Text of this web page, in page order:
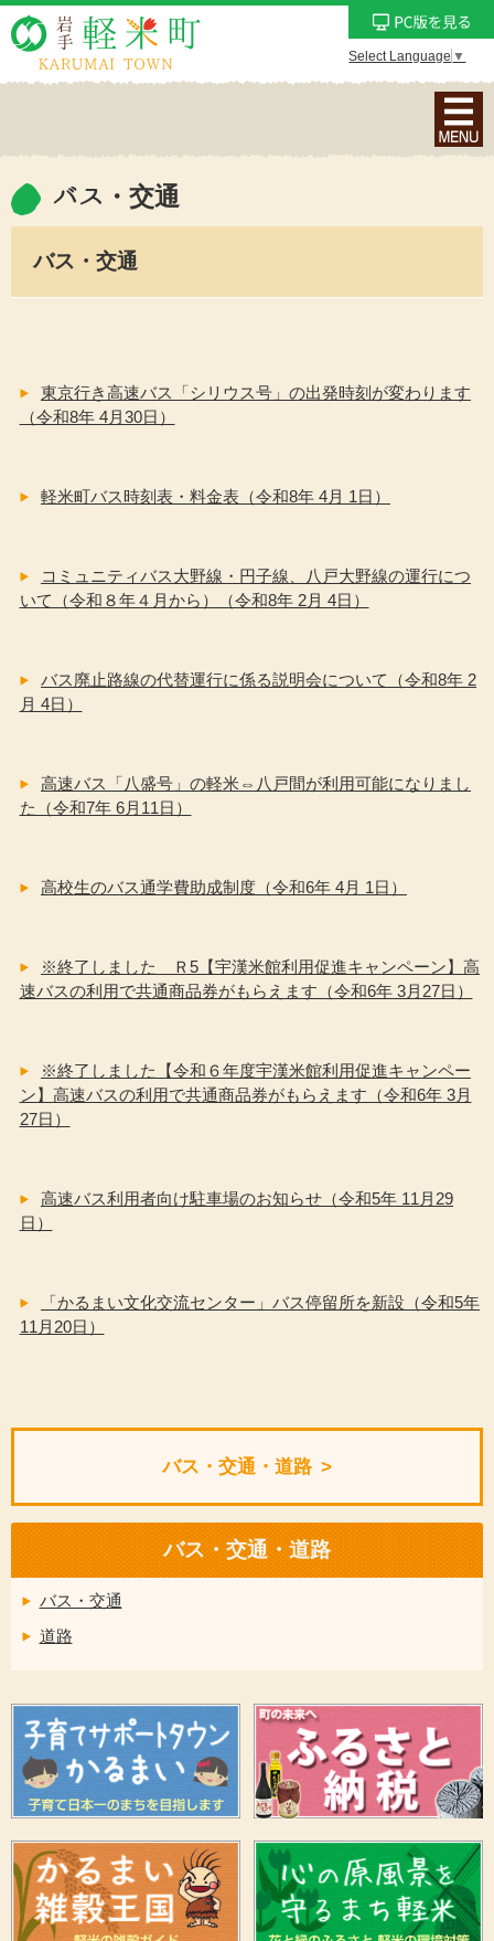
Select Language ▼
ナ
ビ
メ
を
バス・交通
バス・交通
東京行き高速バス「シリウス号」の出発時刻が変わります
（令和8年 4月30日）
軽米町バス時刻表・料金表（令和8年 4月 1日）
コミュニティバス大野線・円子線、八戸大野線の運行につ
いて（令和８年４月から）（令和8年 2月 4日）
バス廃止路線の代替運行に係る説明会について（令和8年 2
月 4日）
高速バス「八盛号」の軽米⇔八戸間が利用可能になりまし
た（令和7年 6月11日）
高校生のバス通学費助成制度（令和6年 4月 1日）
※終了しました Ｒ5【宇漢米館利用促進キャンペーン】高
速バスの利用で共通商品券がもらえます（令和6年 3月27日）
※終了しました【令和６年度宇漢米館利用促進キャンペー
ン】高速バスの利用で共通商品券がもらえます（令和6年 3月
27日）
高速バス利用者向け駐車場のお知らせ（令和5年 11月29
日）
「かるまい文化交流センター」バス停留所を新設（令和5年
11月20日）
バス・交通・道路
バス・交通・道路
バス・交通
道路